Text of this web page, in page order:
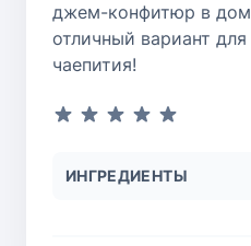
джем-конфитюр в
отличный вариант
чаепития!
ИНГРЕДИЕНТЫ